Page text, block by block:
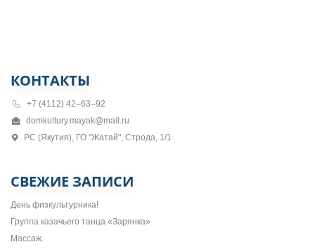
КОНТАКТЫ
+7 (4112) 42–63–92
domkultury.mayak@mail.ru
РС (Якутия), ГО "Жатай", Строда, 1/1
СВЕЖИЕ ЗАПИСИ
День физкультурника!
Группа казачьего танца «Зарянка»
Массаж.